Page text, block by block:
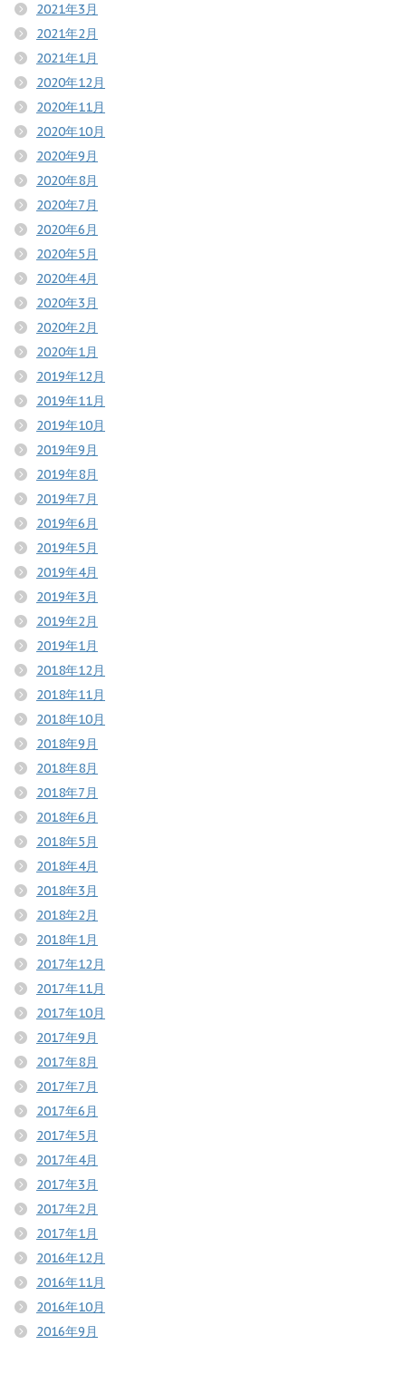
2021年3月
2021年2月
2021年1月
2020年12月
2020年11月
2020年10月
2020年9月
2020年8月
2020年7月
2020年6月
2020年5月
2020年4月
2020年3月
2020年2月
2020年1月
2019年12月
2019年11月
2019年10月
2019年9月
2019年8月
2019年7月
2019年6月
2019年5月
2019年4月
2019年3月
2019年2月
2019年1月
2018年12月
2018年11月
2018年10月
2018年9月
2018年8月
2018年7月
2018年6月
2018年5月
2018年4月
2018年3月
2018年2月
2018年1月
2017年12月
2017年11月
2017年10月
2017年9月
2017年8月
2017年7月
2017年6月
2017年5月
2017年4月
2017年3月
2017年2月
2017年1月
2016年12月
2016年11月
2016年10月
2016年9月